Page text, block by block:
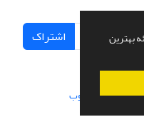
بهترین اشتراک
سازی از سیناوب